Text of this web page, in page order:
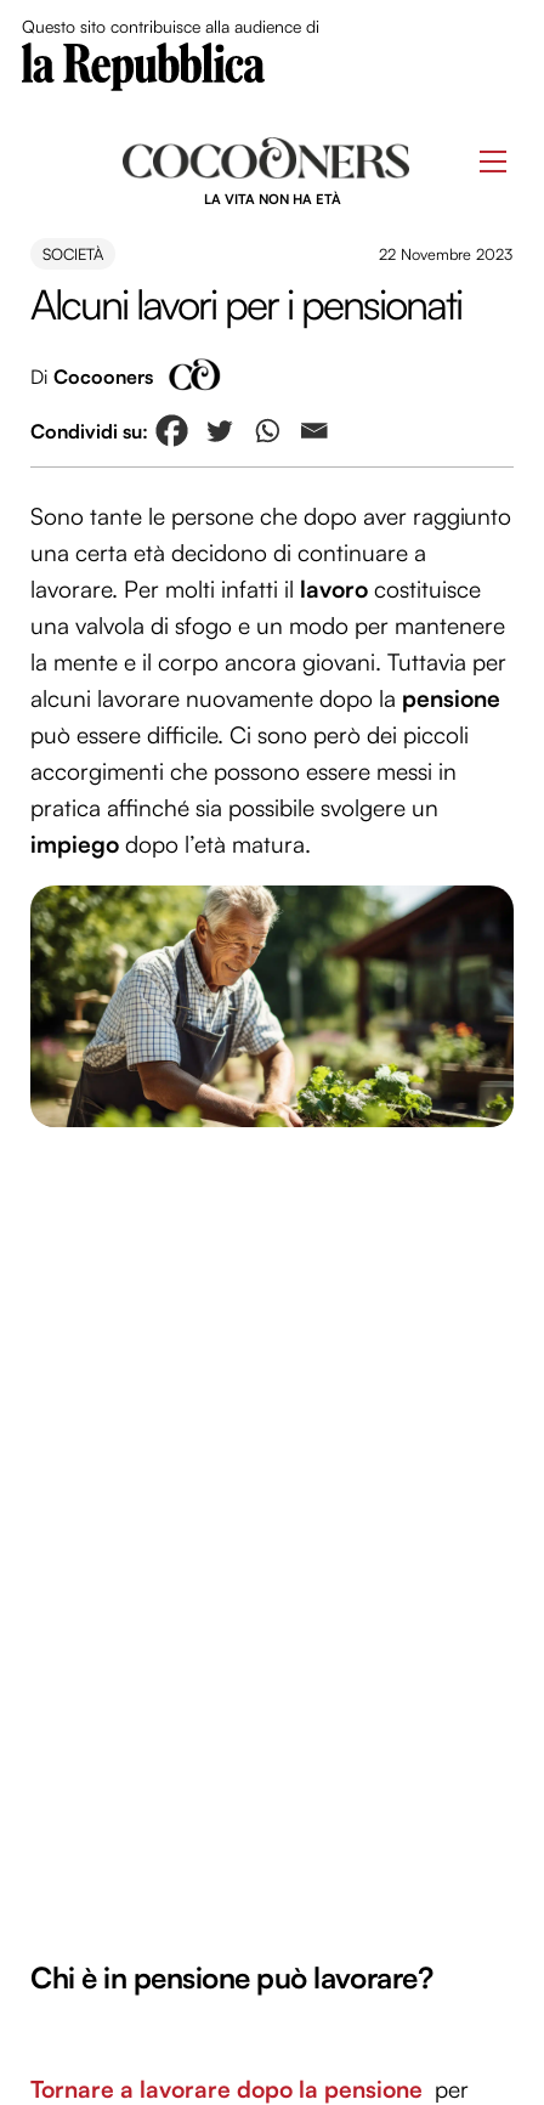
Questo sito contribuisce alla audience di
LA VITA NON HA ETÀ
SOCIETÀ 22 Novembre 2023
Alcuni lavori per i pensionati
Di Cocooners
Sono tante le persone che dopo aver raggiunto
una certa età decidono di continuare a
lavorare. Per molti infatti il lavoro costituisce
una valvola di sfogo e un modo per mantenere
la mente e il corpo ancora giovani. Tuttavia per
alcuni lavorare nuovamente dopo la pensione
può essere difficile. Ci sono però dei piccoli
accorgimenti che possono essere messi in
pratica affinché sia possibile svolgere un
impiego dopo l’età matura.
Chi è in pensione può lavorare?
Tornare a lavorare dopo la pensione per